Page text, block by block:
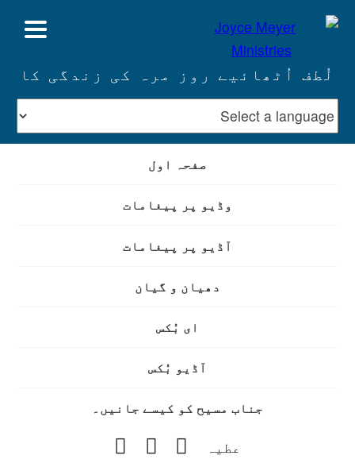
لُطف اُٹھائیے روز مرہ کی زندگی کا
صفحہ اول
وڈیو پر پیغامات
آڈیو پر پیغامات
دھیان و گیان
ای بُکس
آڈیو بُکس
جناب مسیح کو کیسے جانیں۔
عطیہ Facebook
YouTube